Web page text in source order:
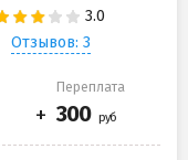
Отзывов: 3
Переплата